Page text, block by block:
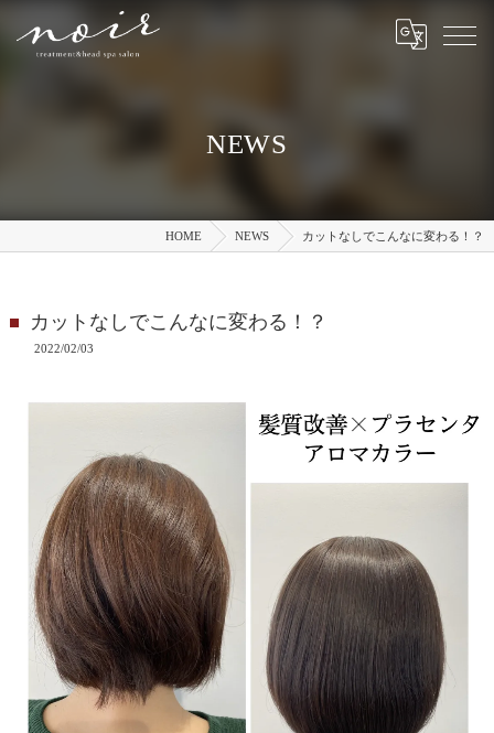
NEWS
HOME NEWS カットなしでこんなに変わる！？
カットなしでこんなに変わる！？
2022/02/03